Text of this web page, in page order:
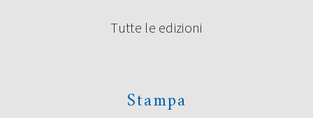
Tutte le edizioni
Stampa